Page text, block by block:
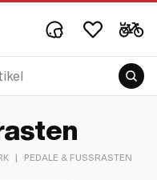
| PEDALE & FUSSRASTEN